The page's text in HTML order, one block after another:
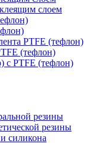
слоем
PTFE (тефлон)
(тефлон)
с PTFE (тефлон)
резины
резины
силикона